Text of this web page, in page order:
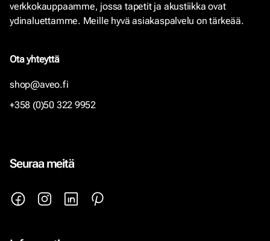
verkkokauppaamme, jossa tapetit ja akustiikka ovat
ydinaluettamme. Meille hyvä asiakaspalvelu on tärkeää.
Ota yhteyttä
shop@aveo.fi
+358 (0)50 322 9952
Seuraa meitä